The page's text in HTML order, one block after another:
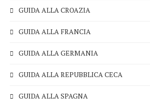
GUIDA ALLA CROAZIA
GUIDA ALLA FRANCIA
GUIDA ALLA GERMANIA
GUIDA ALLA REPUBBLICA CECA
GUIDA ALLA SPAGNA